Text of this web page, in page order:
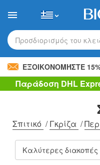
note:
website
includes
accessibility
system.
Προσδιορισμός του
ΕΞΟΙΚΟΝΟΜΉΣΤΕ
Παράδοση DHL
Σπιτικό /Γκρίζα /
Καλύτερες διακοπές